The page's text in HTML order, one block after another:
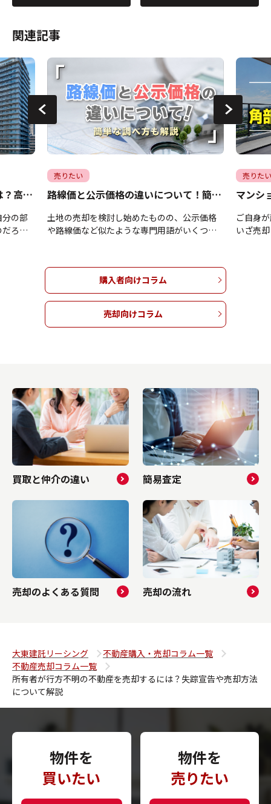
関連記事
マンション売却時の階数の影響は？高く売るコツについても解説
の部
ろう
ク...
売りたい
路線価と公示価格の違いについて！簡単な調べ方も解説
土地の売却を検討し始めたものの、公示価格
や路線価など似たような専門用語がいくつも
土地の評価額はそれぞれ目的が異なるため、
違いを理解せずに手続きを進めてしまうと、
適正な売却相場を見誤って損をしてしまう恐
れがあります。本記事では、公示地価・基準
地価・路線価が持つ基本的な意味やそれぞれ
の違いをはじめ、インターネットを使った調
却査定フォームへ進む 目次 ▼ 3...
売りたい
ご自身
いざ売
したい
購入者向けコラム
売却向けコラム
買取と仲介の違い 簡易査定
売却のよくある質問 売却の流れ
大東建託リーシング
不動産購入・売却コラム一覧
不動産売却コラム一覧
所有者が行方不明の不動産を売却するには？失踪宣告や売却方法
について解説
物件を
買いたい
物件を
売りたい